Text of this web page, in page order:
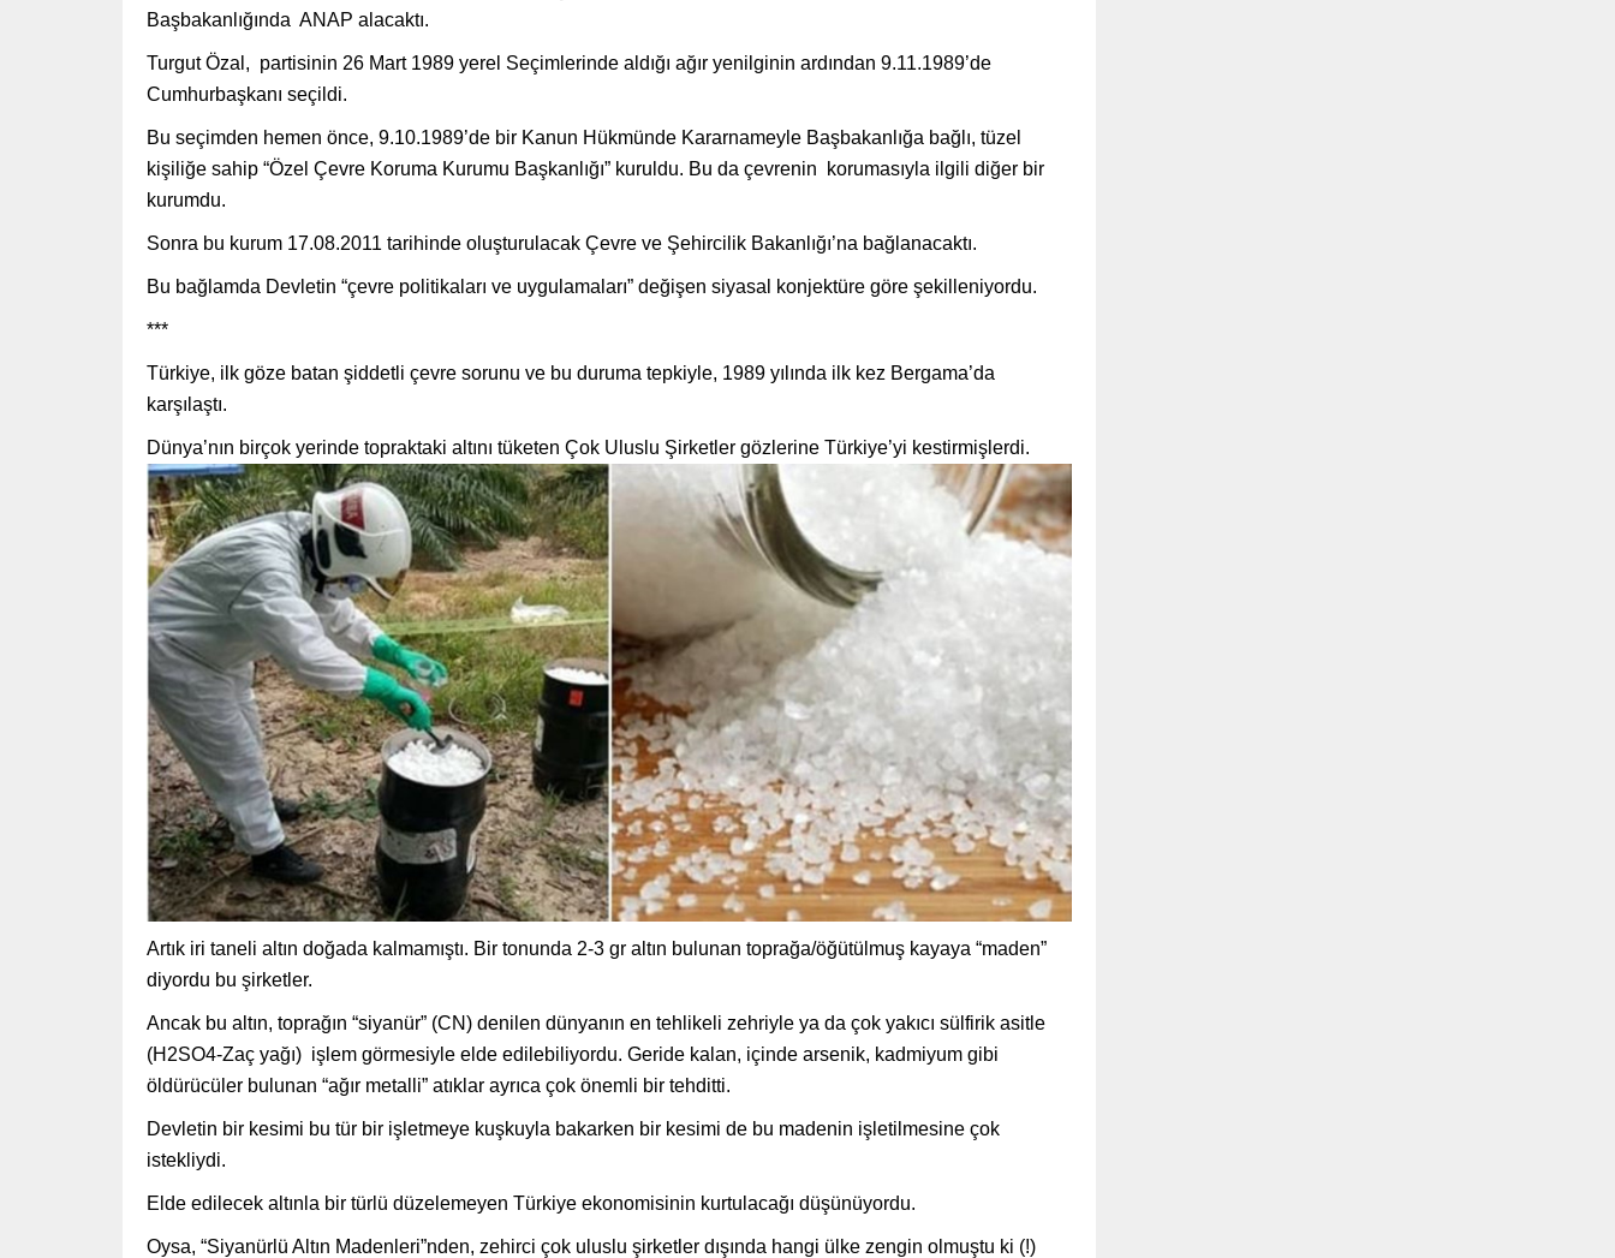
Başbakanlığında ANAP alacaktı.
Turgut Özal, partisinin 26 Mart 1989 yerel Seçimlerinde aldığı ağır yenilginin ardından 9.11.1989’de
Cumhurbaşkanı seçildi.
Bu seçimden hemen önce, 9.10.1989’de bir Kanun Hükmünde Kararnameyle Başbakanlığa bağlı, tüzel
kişiliğe sahip “Özel Çevre Koruma Kurumu Başkanlığı” kuruldu. Bu da çevrenin korumasıyla ilgili diğer bir
kurumdu.
Sonra bu kurum 17.08.2011 tarihinde oluşturulacak Çevre ve Şehircilik Bakanlığı’na bağlanacaktı.
Bu bağlamda Devletin “çevre politikaları ve uygulamaları” değişen siyasal konjektüre göre şekilleniyordu.
***
Türkiye, ilk göze batan şiddetli çevre sorunu ve bu duruma tepkiyle, 1989 yılında ilk kez Bergama’da
karşılaştı.
Dünya’nın birçok yerinde topraktaki altını tüketen Çok Uluslu Şirketler gözlerine Türkiye’yi kestirmişlerdi.
Artık iri taneli altın doğada kalmamıştı. Bir tonunda 2-3 gr altın bulunan toprağa/öğütülmuş kayaya “maden”
diyordu bu şirketler.
Ancak bu altın, toprağın “siyanür” (CN) denilen dünyanın en tehlikeli zehriyle ya da çok yakıcı sülfirik asitle
(H2SO4-Zaç yağı) işlem görmesiyle elde edilebiliyordu. Geride kalan, içinde arsenik, kadmiyum gibi
öldürücüler bulunan “ağır metalli” atıklar ayrıca çok önemli bir tehditti.
Devletin bir kesimi bu tür bir işletmeye kuşkuyla bakarken bir kesimi de bu madenin işletilmesine çok
istekliydi.
Elde edilecek altınla bir türlü düzelemeyen Türkiye ekonomisinin kurtulacağı düşünüyordu.
Oysa, “Siyanürlü Altın Madenleri”nden, zehirci çok uluslu şirketler dışında hangi ülke zengin olmuştu ki (!)